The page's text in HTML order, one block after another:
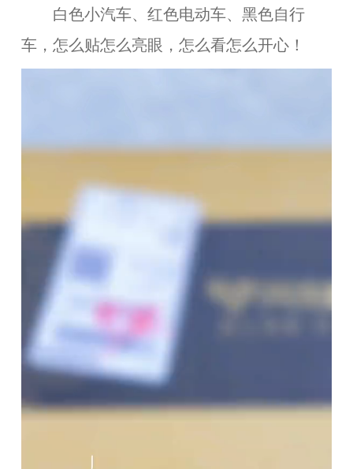
白色小汽车、红色电动车、黑色自行
车，怎么贴怎么亮眼，怎么看怎么开心！